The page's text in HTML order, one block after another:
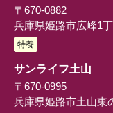
〒670-0882
兵庫県姫路市広峰1
特養
サンライフ土山
〒670-0995
兵庫県姫路市土山東